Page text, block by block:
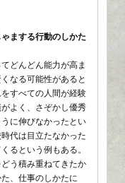
まする行動のしかた
どんどん能力が高ま
なる可能性があると
すべての人間が経験
よく、さぞかし優秀
に伸びなかったとい
代は目立たなかった
るという例もある。
う積み重ねてきたか
、仕事のしかたに